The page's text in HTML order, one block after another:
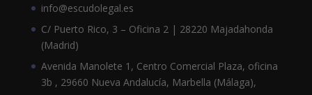
info@escudolegal.es
C/ Puerto Rico, 3 – Oficina 2 | 28220 Majadahonda
(Madrid)
Avenida Manolete 1, Centro Comercial Plaza, oficina
3b , 29660 Nueva Andalucía, Marbella (Málaga),